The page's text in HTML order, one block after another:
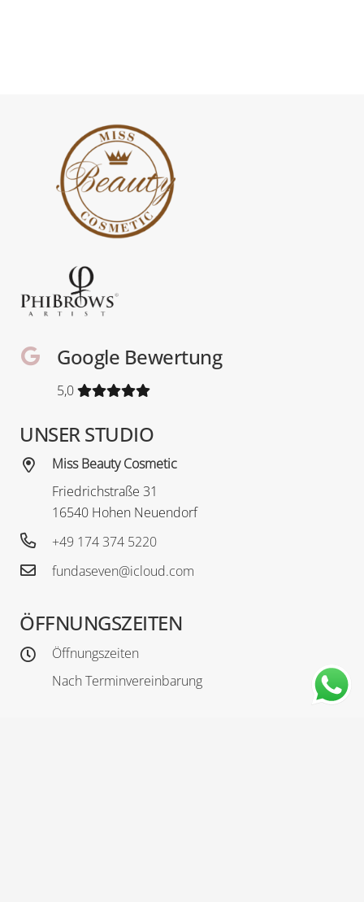
Google Bewertung
5,0
UNSER STUDIO
Miss Beauty Cosmetic
Friedrichstraße 31
16540 Hohen Neuendorf
+49 174 374 5220
fundaseven@icloud.com
ÖFFNUNGSZEITEN
Öffnungszeiten
Nach Terminvereinbarung